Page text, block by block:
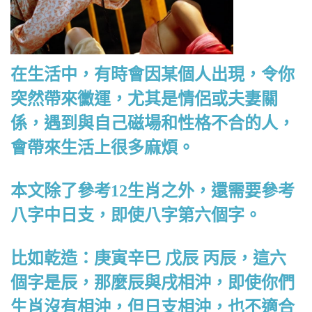
在生活中，有時會因某個人出現，令你
突然帶來黴運，尤其是情侶或夫妻關
係，遇到與自己磁場和性格不合的人，
會帶來生活上很多麻煩。
本文除了參考12生肖之外，還需要參考
八字中日支，即使八字第六個字。
比如乾造：庚寅辛巳 戊辰 丙辰，這六
個字是辰，那麼辰與戌相沖，即使你們
生肖沒有相沖，但日支相沖，也不適合